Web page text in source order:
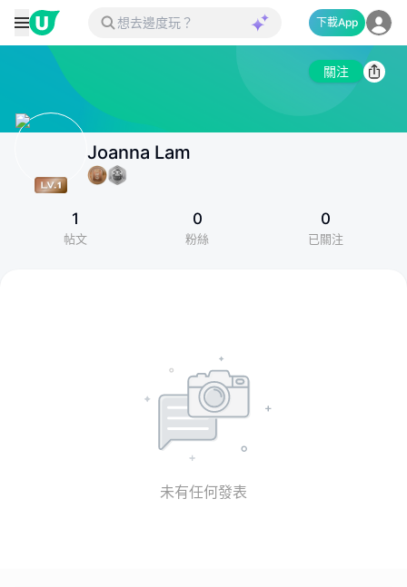
下載App
關注
Joanna Lam
1
帖文
0
粉絲
0
已關注
未有任何發表